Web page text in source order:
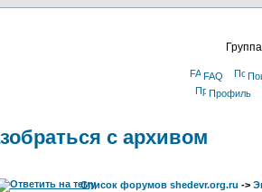
FAQ
Профиль
с архивом
Список форумов shedevr.org.ru ->